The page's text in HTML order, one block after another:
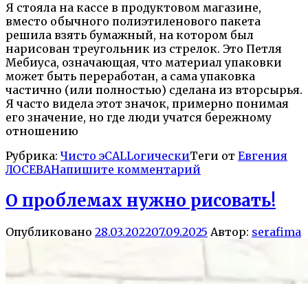
Я стояла на кассе в продуктовом магазине,
вместо обычного полиэтиленового пакета
решила взять бумажный, на котором был
нарисован треугольник из стрелок. Это Петля
Мебиуса, означающая, что материал упаковки
может быть переработан, а сама упаковка
частично (или полностью) сделана из вторсырья.
Я часто видела этот значок, примерно понимая
его значение, но где люди учатся бережному
отношению
Рубрика: Чисто эCALLогическиТеги от Евгения
ЛОСЕВАНапишите комментарий
О проблемах нужно рисовать!
Опубликовано 28.03.202207.09.2025 Автор: serafima